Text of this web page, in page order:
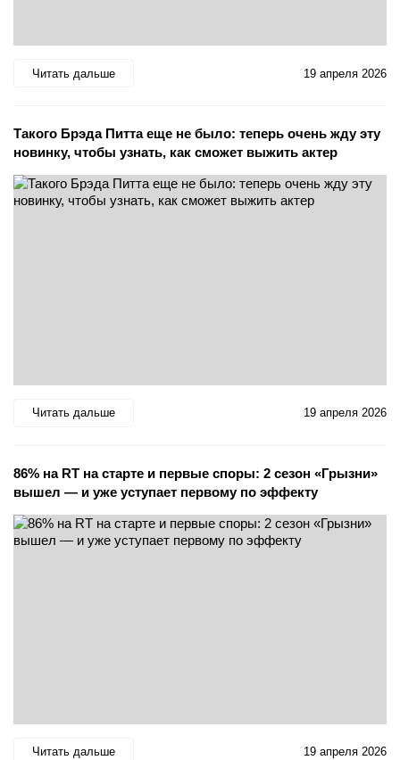
Читать дальше 19 апреля 2026
Такого Брэда Питта еще не было: теперь очень жду эту
новинку, чтобы узнать, как сможет выжить актер
Читать дальше 19 апреля 2026
86% на RT на старте и первые споры: 2 сезон «Грызни»
вышел — и уже уступает первому по эффекту
Читать дальше 19 апреля 2026